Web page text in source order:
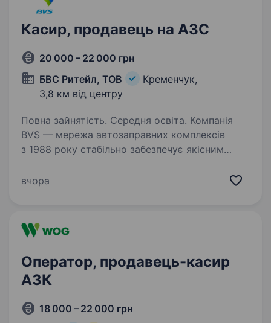
Касир, продавець на АЗС
20 000 – 22 000 грн
БВС Ритейл, ТОВ
Кременчук,
3,8 км від центру
Повна зайнятість. Середня освіта. Компанія
BVS — мережа автозаправних комплексів
з 1988 року стабільно забезпечує якісним
розташовані в Полтавському,
вчора
Оператор, продавець-касир
АЗК
18 000 – 22 000 грн